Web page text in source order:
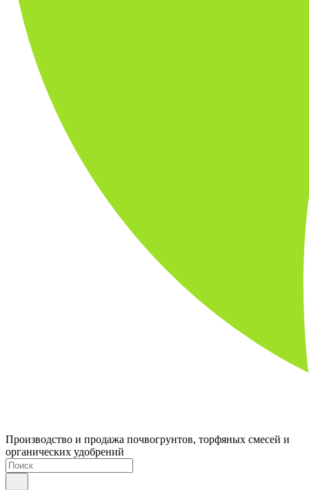
Производство и продажа почвогрунтов, торфяных смесей и
органических удобрений